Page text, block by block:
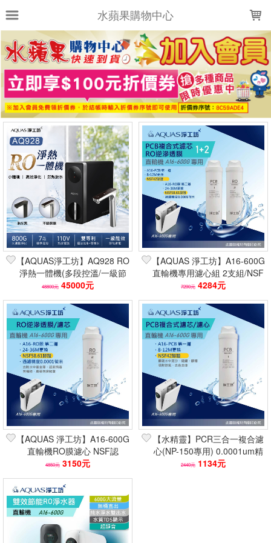
水蘋果購物中心
上架時間 銷售件數 銷售價格
樣式尺寸篩選
全部樣式
全部尺寸
篩選
【AQUAS淨工坊】AQ928 RO
淨熱一體機(多段控溫/一級節
能/層流出水/零陳水專利/潔淨
加熱)
48800元 45000元
【AQUAS 淨工坊】A16-600G
直輸機專用濾心組 2支組/NSF
認證/0.0001微米
7290元 4284元
【AQUAS 淨工坊】A16-600G
直輸機RO膜濾心 NSF認
證/0.0001微米
4850元 3150元
【水精靈】PCR三合一複合濾
心(NP-150專用) 0.0001um精
度/除重金屬/螺旋設計方便更
2440元 1134元